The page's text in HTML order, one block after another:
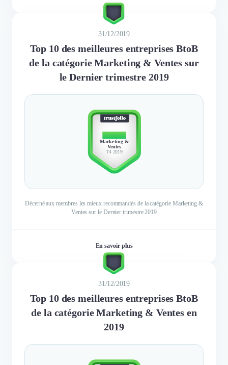
31/12/2019
Top 10 des meilleures entreprises BtoB
de la catégorie Marketing & Ventes sur
le Dernier trimestre 2019
TOP 10
Marketing &
Ventes
T4 2019
Décerné aux membres les mieux recommandés de la catégorie Marketing &
Ventes sur le Dernier trimestre 2019
En savoir plus
31/12/2019
Top 10 des meilleures entreprises BtoB
de la catégorie Marketing & Ventes en
2019